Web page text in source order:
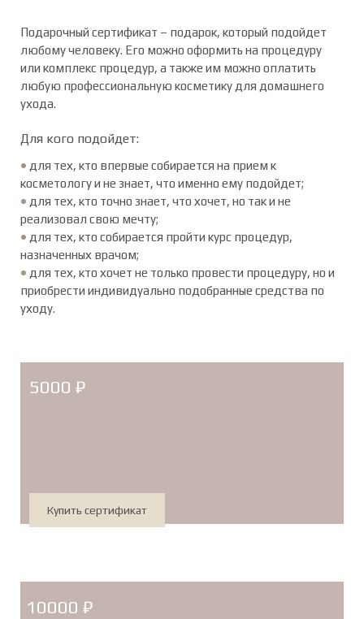
Подарочный сертификат – подарок, который подойдет
любому человеку. Его можно оформить на процедуру
или комплекс процедур, а также им можно оплатить
любую профессиональную косметику для домашнего
ухода.
Для кого подойдет:
• для тех, кто впервые собирается на прием к
косметологу и не знает, что именно ему подойдет;
• для тех, кто точно знает, что хочет, но так и не
реализовал свою мечту;
• для тех, кто собирается пройти курс процедур,
назначенных врачом;
• для тех, кто хочет не только провести процедуру, но и
приобрести индивидуально подобранные средства по
уходу.
5000 ₽
Купить сертификат
10000 ₽